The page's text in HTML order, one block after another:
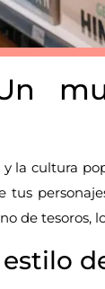
y la cultura
de tesoros,